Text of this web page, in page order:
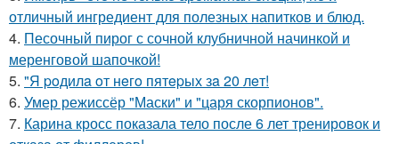
отличный ингредиент для полезных напитков и блюд.
4. Песочный пирог с сочной клубничной начинкой и
меренговой шапочкой!
5. "Я poдилa oт нeгo пятepых зa 20 лeт!
6. Умер режиссёр "Маски" и "царя скорпионов".
7. Карина кросс показала тело после 6 лет тренировок и